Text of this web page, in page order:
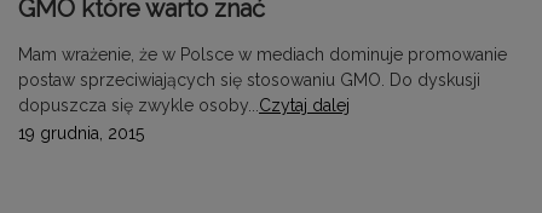
GMO które warto znać
Mam wrażenie, że w Polsce w mediach dominuje promowanie
postaw sprzeciwiających się stosowaniu GMO. Do dyskusji
dopuszcza się zwykle osoby... Czytaj dalej
19 grudnia, 2015